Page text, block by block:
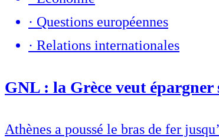
· Questions européennes
· Relations internationales
GNL : la Grèce veut épargner
Athènes a poussé le bras de fer